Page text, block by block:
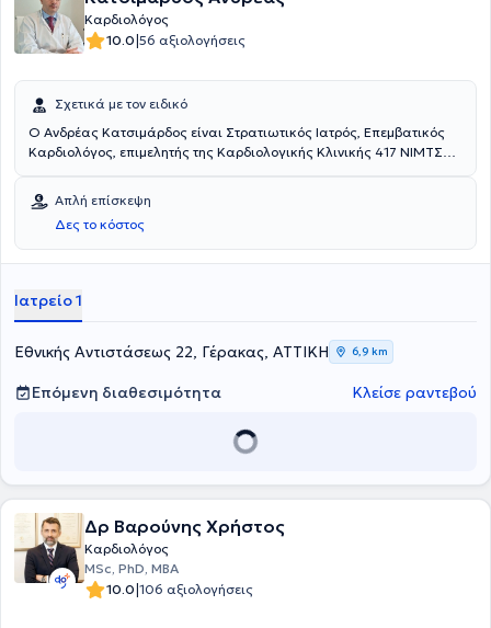
Καρδιολόγος
10.0|56 αξιολογήσεις
Σχετικά με τον ειδικό
Ο Ανδρέας Κατσιμάρδος είναι Στρατιωτικός Ιατρός, Επεμβατικός
Καρδιολόγος, επιμελητής της Καρδιολογικής Κλινικής 417 ΝΙΜΤΣ
Ιατρικής Σχολής του Αριστοτέλειου Πανεπιστημίου Θεσσαλονίκης.
Ειδικεύθηκε στην Καρδιολογία στο 401 ΓΣΝΑ και ακολούθως στο
Πανεπιστημιακό Γενικό Νοσοκομείο «Αττικόν». Εξειδικεύθηκε στην
Επεμβατική Καρδιολογία στο Πανεπιστημιακό Γενικό Νοσοκομείο
Απλή επίσκεψη
Δες το κόστος
Ιατρείο 1
Εθνικής Αντιστάσεως 22, Γέρακας, ΑΤΤΙΚΗ 6,9 km
Επόμενη διαθεσιμότητα Κλείσε ραντεβού
Δρ Βαρούνης Χρήστος
Καρδιολόγος
MSc, PhD, MBA
10.0|106 αξιολογήσεις